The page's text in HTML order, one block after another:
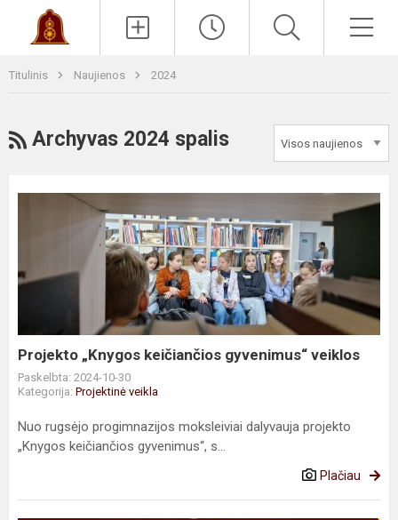
Titulinis Naujienos 2024
RSS
Archyvas 2024 spalis
gyvenimus“
veiklos
Projekto „Knygos keičiančios gyvenimus“ veiklos
Paskelbta: 2024-10-30
Kategorija: Projektinė veikla
Nuo rugsėjo progimnazijos moksleiviai dalyvauja projekto
„Knygos keičiančios gyvenimus“, s...
Plačiau